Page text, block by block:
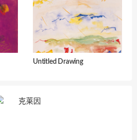
Untitled Drawing